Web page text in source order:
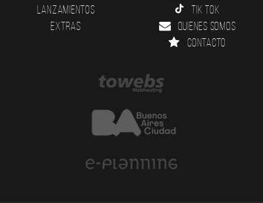
Lanzamientos
Extras
Tik Tok
Quienes somos
Contacto